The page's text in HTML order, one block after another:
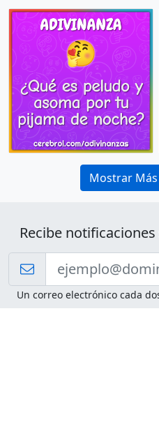
Mostrar
Recibe
Un correo electrónico cada